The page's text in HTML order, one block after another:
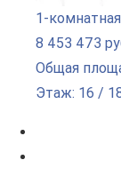
1-
8 453 473
Общая
Этаж: 16 /